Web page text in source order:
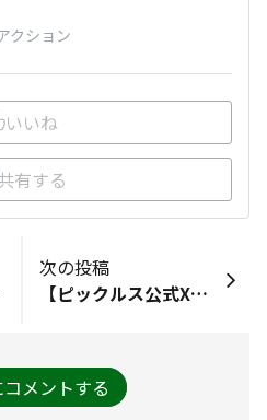
クション
いいね
有する
次の投稿
【ピックルス公式X】ピックルス×酔鯨コラボ企画プレゼントキャンペーン実施中🐋 「社員」の皆さま、お疲れ様です！ ピックルス公式Xで実施中のキャンペーンのお知らせです🙋 酒造メーカーの酔鯨酒造さんとのコラボ企画で、キムチとお酒のペアリングを提案しております。 「いいね」「リポスト」で票数の多かったペアリングセットを、抽選で5名様にプレゼント🎁 締切は8/24（日）まで⏰ それぞれのアカウントで異なる商品をご用意していますので、ぜひ両方ともご参加ください🤗 - 参加方法 - - ①ピックルス公式Xアカウント（@p_susumu_ofcl）と、酔鯨酒造公式Ｘアカウント（@suigei_sake）をＷフォロー ②お好きなペアリングへ「いいね」または「リポスト」で投票 ※応募条件を満たしていれば、どちらに投票しても抽選の対象となります。 ▽該当のポスト ピックルス：https://x.com/p_susumu_ofcl/status/1957276314203017398 酔鯨：https://x.com/suigei_sake/status/1957276385225175171
コメントする